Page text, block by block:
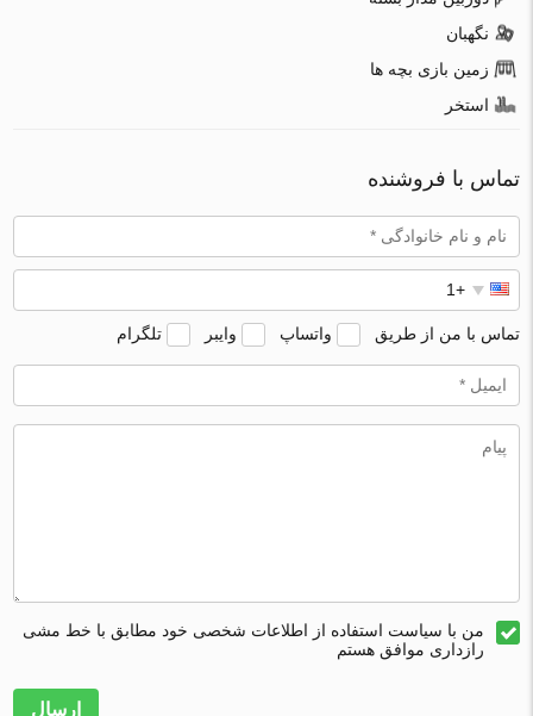
نگهبان
زمین بازی بچه ها
استخر
تماس با فروشنده
تماس با من از طریق واتساپ وایبر تلگرام
من با سیاست استفاده از اطلاعات شخصی خود مطابق با خط مشی
رازداری موافق هستم
ارسال